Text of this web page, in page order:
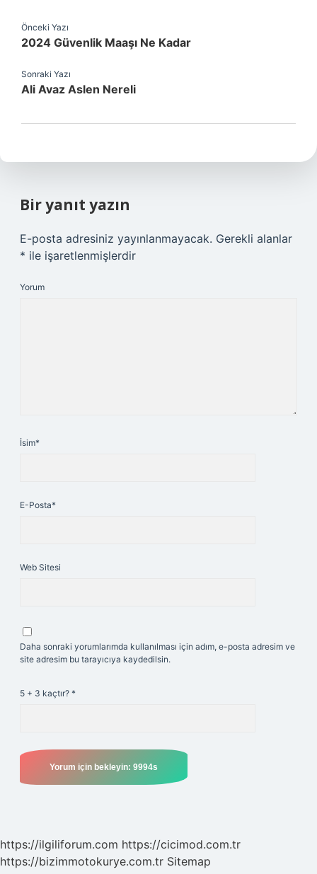
Önceki Yazı
2024 Güvenlik Maaşı Ne Kadar
Sonraki Yazı
Ali Avaz Aslen Nereli
Bir yanıt yazın
E-posta adresiniz yayınlanmayacak. Gerekli alanlar
* ile işaretlenmişlerdir
Yorum
İsim*
E-Posta*
Web Sitesi
Daha sonraki yorumlarımda kullanılması için adım, e-posta adresim ve
site adresim bu tarayıcıya kaydedilsin.
5 + 3 kaçtır? *
https://ilgiliforum.com https://cicimod.com.tr
https://bizimmotokurye.com.tr Sitemap